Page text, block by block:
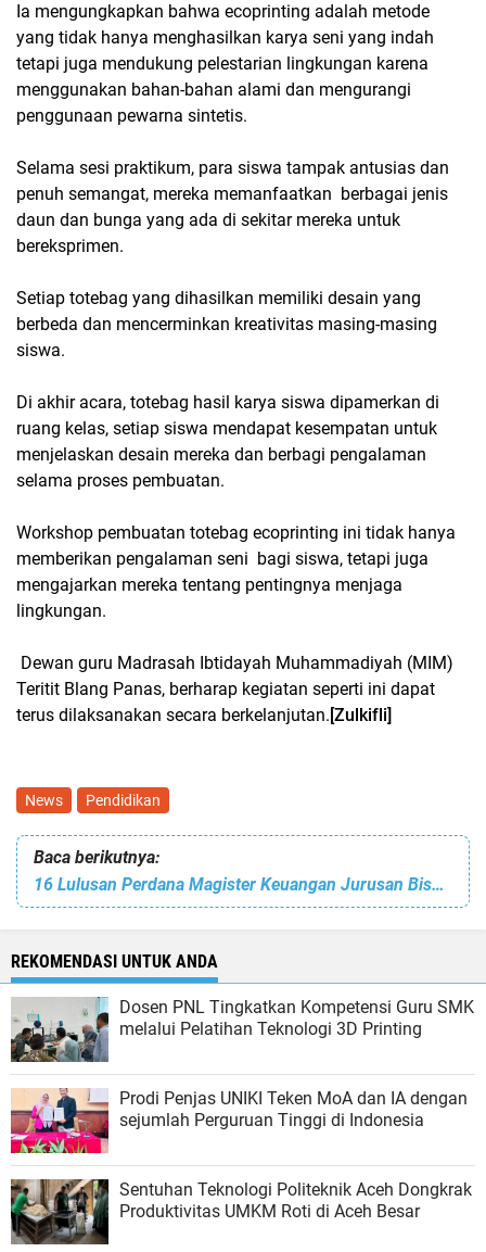
Ia mengungkapkan bahwa ecoprinting adalah metode
yang tidak hanya menghasilkan karya seni yang indah
tetapi juga mendukung pelestarian lingkungan karena
menggunakan bahan-bahan alami dan mengurangi
penggunaan pewarna sintetis.
Selama sesi praktikum, para siswa tampak antusias dan
penuh semangat, mereka memanfaatkan berbagai jenis
daun dan bunga yang ada di sekitar mereka untuk
bereksprimen.
Setiap totebag yang dihasilkan memiliki desain yang
berbeda dan mencerminkan kreativitas masing-masing
siswa.
Di akhir acara, totebag hasil karya siswa dipamerkan di
ruang kelas, setiap siswa mendapat kesempatan untuk
menjelaskan desain mereka dan berbagi pengalaman
selama proses pembuatan.
Workshop pembuatan totebag ecoprinting ini tidak hanya
memberikan pengalaman seni bagi siswa, tetapi juga
mengajarkan mereka tentang pentingnya menjaga
lingkungan.
Dewan guru Madrasah Ibtidayah Muhammadiyah (MIM)
Teritit Blang Panas, berharap kegiatan seperti ini dapat
terus dilaksanakan secara berkelanjutan. [Zulkifli]
News Pendidikan
Baca berikutnya:
16 Lulusan Perdana Magister Keuangan Jurusan Bisnis PNL Diyudisium
REKOMENDASI UNTUK ANDA
Dosen PNL Tingkatkan Kompetensi Guru SMK
melalui Pelatihan Teknologi 3D Printing
Prodi Penjas UNIKI Teken MoA dan IA dengan
sejumlah Perguruan Tinggi di Indonesia
Sentuhan Teknologi Politeknik Aceh Dongkrak
Produktivitas UMKM Roti di Aceh Besar